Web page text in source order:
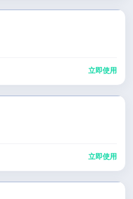
立即使用
立即使用